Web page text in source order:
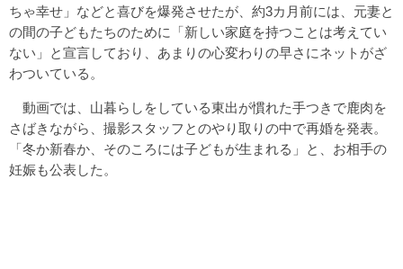
ちゃ幸せ」などと喜びを爆発させたが、約3カ月前には、元妻と
の間の子どもたちのために「新しい家庭を持つことは考えてい
ない」と宣言しており、あまりの心変わりの早さにネットがざ
わついている。
動画では、山暮らしをしている東出が慣れた手つきで鹿肉を
さばきながら、撮影スタッフとのやり取りの中で再婚を発表。
「冬か新春か、そのころには子どもが生まれる」と、お相手の
妊娠も公表した。